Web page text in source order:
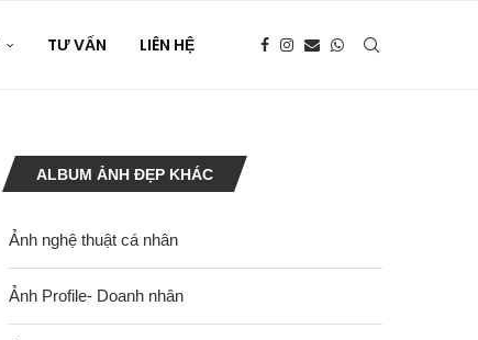
TƯ VẤN LIÊN HỆ
ALBUM ẢNH ĐẸP KHÁC
Ảnh nghệ thuật cá nhân
Ảnh Profile- Doanh nhân